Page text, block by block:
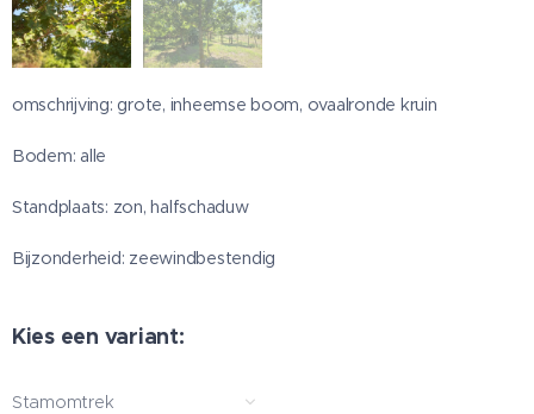
omschrijving: grote, inheemse boom, ovaalronde kruin
Bodem: alle
Standplaats: zon, halfschaduw
Bijzonderheid: zeewindbestendig
Kies een variant:
Stamomtrek